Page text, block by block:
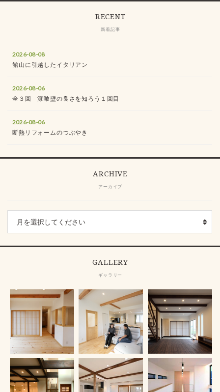
RECENT
新着記事
2026-08-08
館山に引越したイタリアン
2026-08-06
全３回 漆喰壁の良さを知ろう１回目
2026-08-06
断熱リフォームのつぶやき
ARCHIVE
アーカイブ
GALLERY
ギャラリー